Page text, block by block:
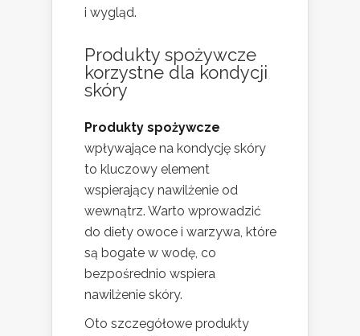
i wygląd.
Produkty spożywcze
korzystne dla kondycji
skóry
Produkty spożywcze
wpływające na kondycję skóry
to kluczowy element
wspierający nawilżenie od
wewnątrz. Warto wprowadzić
do diety owoce i warzywa, które
są bogate w wodę, co
bezpośrednio wspiera
nawilżenie skóry.
Oto szczegółowe produkty